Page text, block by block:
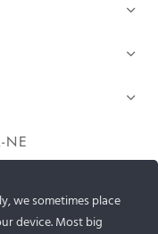
NE
we sometimes place
device. Most big